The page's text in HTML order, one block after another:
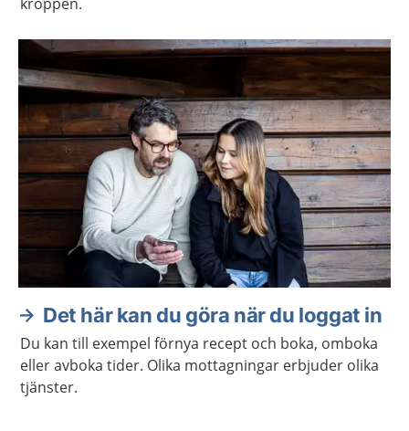
Det här kan du göra när du loggat in
Du kan till exempel förnya recept och boka, omboka
eller avboka tider. Olika mottagningar erbjuder olika
tjänster.